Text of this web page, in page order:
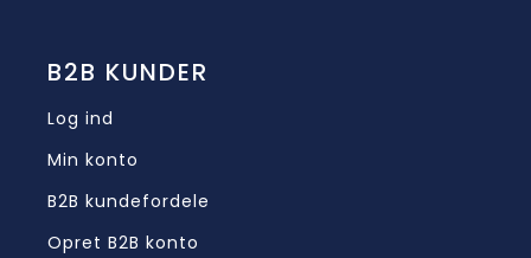
B2B KUNDER
Log ind
Min konto
B2B kundefordele
Opret B2B konto